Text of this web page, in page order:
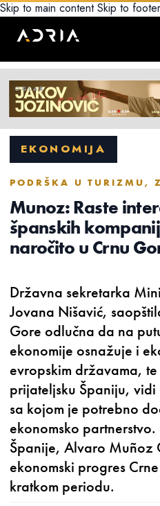
Skip to main content Skip to footer
EKONOMIJA
PODRŠKA U TURIZMU,
Munoz: Raste
španskih
naročito u Crnu
Državna sekretarka
Jovana Nišavić,
Gore odlučna da na
ekonomije osnažuje i
evropskim državama,
prijateljsku Španiju,
sa kojom je potrebno
ekonomsko
Španije, Alvaro Muñoz
ekonomski progres
kratkom periodu.